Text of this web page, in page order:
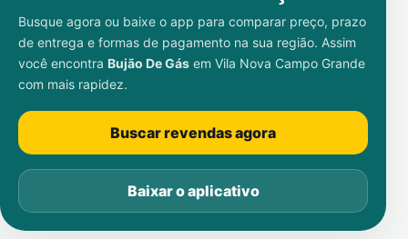
Busque agora ou baixe o app para comparar preço, prazo
de entrega e formas de pagamento na sua região. Assim
você encontra Bujão De Gás em Vila Nova Campo Grande
com mais rapidez.
Buscar revendas agora
Baixar o aplicativo